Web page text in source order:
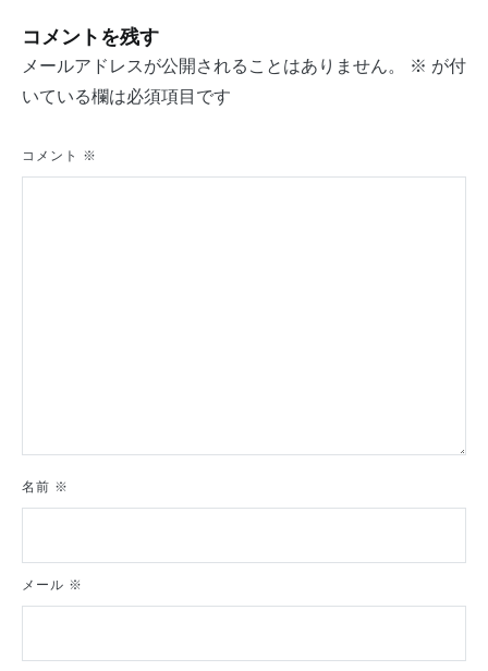
ビ
ゲ
ー
シ
ョ
コメントを残す
メールアドレスが公開されることはありません。 ※ が付
いている欄は必須項目です
コメント ※
名前 ※
メール ※